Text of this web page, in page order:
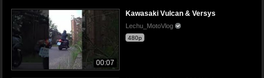
00:07
Kawasaki Vulcan & Versys
Lechu_MotoVlog
480p